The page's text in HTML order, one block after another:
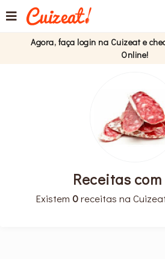
Agora, faça login na Cuizeat e
Online!
Receitas
Existem 0receitas na